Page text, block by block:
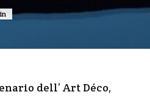
dell’ Art Déco,